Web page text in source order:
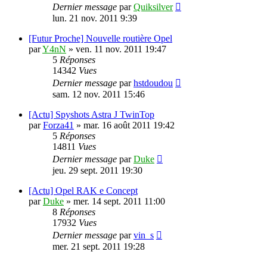
Dernier message parQuiksilver
lun. 21 nov. 2011 9:39
[Futur Proche] Nouvelle routière Opel
parY4nN » ven. 11 nov. 2011 19:47
5 Réponses
14342 Vues
Dernier message parhstdoudou
sam. 12 nov. 2011 15:46
[Actu] Spyshots Astra J TwinTop
parForza41 » mar. 16 août 2011 19:42
5 Réponses
14811 Vues
Dernier message parDuke
jeu. 29 sept. 2011 19:30
[Actu] Opel RAK e Concept
parDuke » mer. 14 sept. 2011 11:00
8 Réponses
17932 Vues
Dernier message parvin_s
mer. 21 sept. 2011 19:28